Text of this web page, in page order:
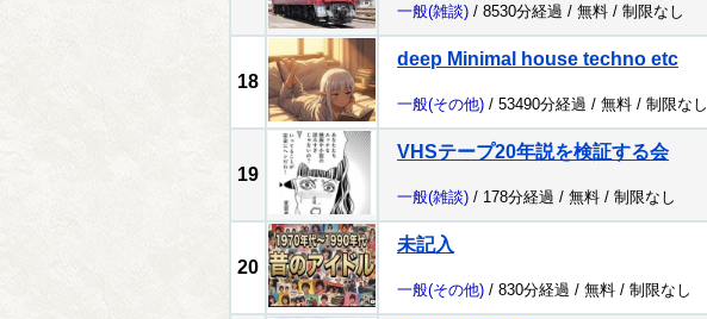
一般(雑談) / 8530分経過 / 無料 / 制限なし
18
deep Minimal house techno etc
一般(その他) / 53490分経過 / 無料 / 制限なし
19
VHSテープ20年説を検証する会
一般(雑談) / 178分経過 / 無料 / 制限なし
20
未記入
一般(その他) / 830分経過 / 無料 / 制限なし